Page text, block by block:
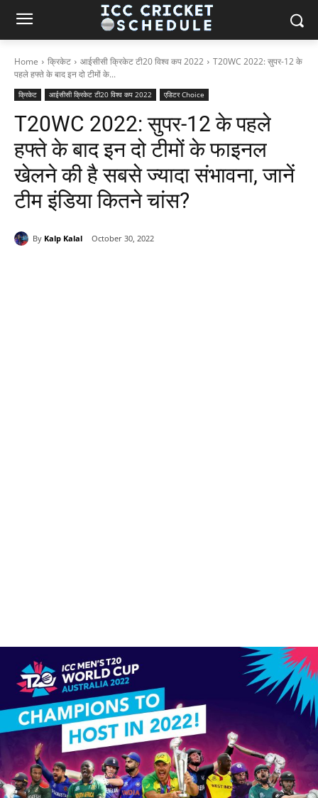
Home क्रिकेट आईसीसी क्रिकेट टी20 विश्व कप 2022
T20WC 2022: सुपर-12 के
पहले हफ्ते के बाद इन दो टीमों के...
क्रिकेट आईसीसी क्रिकेट टी20 विश्व कप 2022 एडिटर Choice
T20WC 2022: सुपर-12 के पहले
हफ्ते के बाद इन दो टीमों के फाइनल
खेलने की है सबसे ज्यादा संभावना, जानें
टीम इंडिया कितने चांस?
By Kalp Kalal October 30, 2022